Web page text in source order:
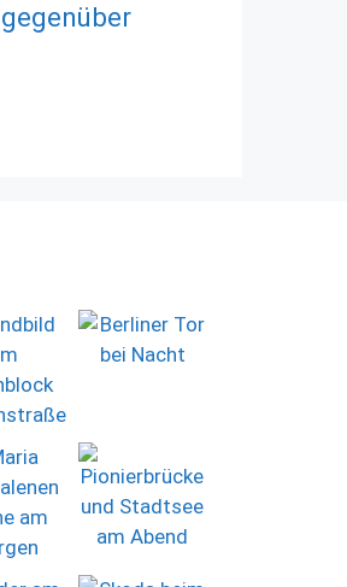
gegenüber